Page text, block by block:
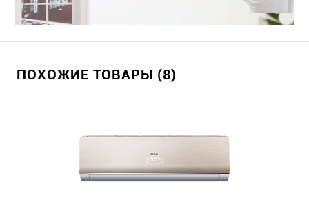
ПОХОЖИЕ ТОВАРЫ (8)